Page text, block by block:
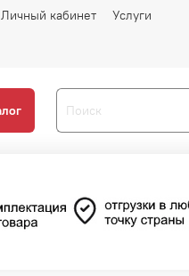
Личный кабинет Услуги